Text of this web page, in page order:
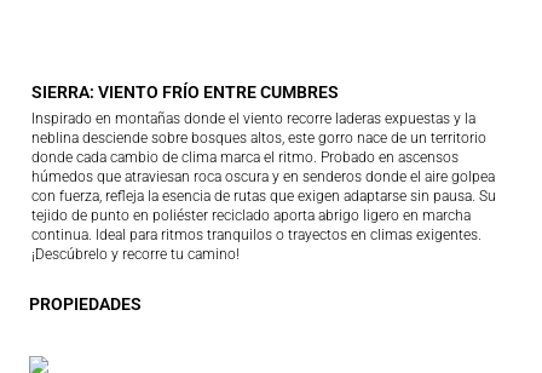
SIERRA: VIENTO FRÍO ENTRE CUMBRES
Inspirado en montañas donde el viento recorre laderas expuestas y la
neblina desciende sobre bosques altos, este gorro nace de un territorio
donde cada cambio de clima marca el ritmo. Probado en ascensos
húmedos que atraviesan roca oscura y en senderos donde el aire golpea
con fuerza, refleja la esencia de rutas que exigen adaptarse sin pausa. Su
tejido de punto en poliéster reciclado aporta abrigo ligero en marcha
continua. Ideal para ritmos tranquilos o trayectos en climas exigentes.
¡Descúbrelo y recorre tu camino!
PROPIEDADES